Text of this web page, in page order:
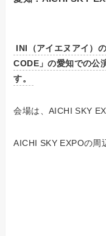
INI（アイエヌアイ）
CODE」の愛知での公
す。
会場は、AICHI SKY
AICHI SKY EXPOの周